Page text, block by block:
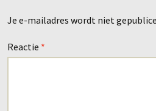
Je e-mailadres wordt niet
Reactie *